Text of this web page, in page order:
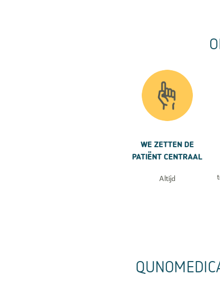
WE ZETTEN DE
PATIËNT CENTRAAL
Altijd